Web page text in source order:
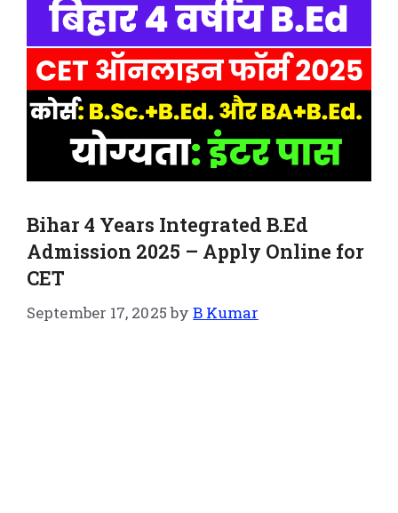
Bihar 4 Years Integrated B.Ed
Admission 2025 – Apply Online for
CET
September 17, 2025 byB Kumar